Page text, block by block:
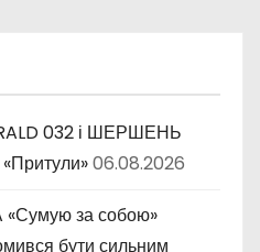
032 і ШЕРШЕНЬ
06.08.2026
«Сумую за собою»
бути сильним